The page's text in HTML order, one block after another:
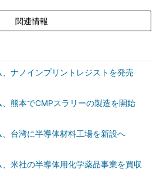
関連情報
ナノインプリントレジストを発売
熊本でCMPスラリーの製造を開始
台湾に半導体材料工場を新設へ
米社の半導体用化学薬品事業を買収